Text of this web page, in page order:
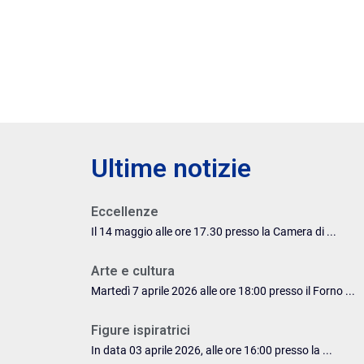
Ultime notizie
Eccellenze
Il 14 maggio alle ore 17.30 presso la Camera di ...
Arte e cultura
Martedì 7 aprile 2026 alle ore 18:00 presso il Forno ...
Figure ispiratrici
In data 03 aprile 2026, alle ore 16:00 presso la ...